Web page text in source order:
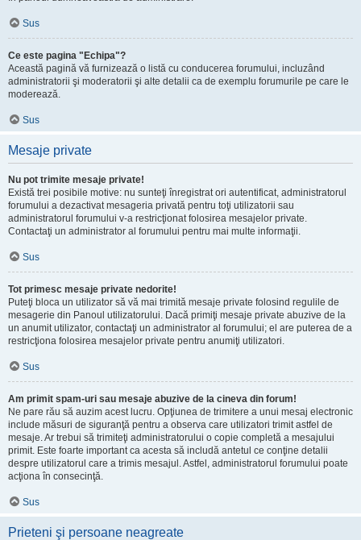
Sus
Ce este pagina "Echipa"?
Această pagină vă furnizează o listă cu conducerea forumului, incluzând
administratorii şi moderatorii şi alte detalii ca de exemplu forumurile pe care le
moderează.
Sus
Mesaje private
Nu pot trimite mesaje private!
Există trei posibile motive: nu sunteţi înregistrat ori autentificat, administratorul
forumului a dezactivat mesageria privată pentru toţi utilizatorii sau
administratorul forumului v-a restricţionat folosirea mesajelor private.
Contactaţi un administrator al forumului pentru mai multe informaţii.
Sus
Tot primesc mesaje private nedorite!
Puteţi bloca un utilizator să vă mai trimită mesaje private folosind regulile de
mesagerie din Panoul utilizatorului. Dacă primiţi mesaje private abuzive de la
un anumit utilizator, contactaţi un administrator al forumului; el are puterea de a
restricţiona folosirea mesajelor private pentru anumiţi utilizatori.
Sus
Am primit spam-uri sau mesaje abuzive de la cineva din forum!
Ne pare rău să auzim acest lucru. Opţiunea de trimitere a unui mesaj electronic
include măsuri de siguranţă pentru a observa care utilizatori trimit astfel de
mesaje. Ar trebui să trimiteţi administratorului o copie completă a mesajului
primit. Este foarte important ca acesta să includă antetul ce conţine detalii
despre utilizatorul care a trimis mesajul. Astfel, administratorul forumului poate
acţiona în consecinţă.
Sus
Prieteni şi persoane neagreate